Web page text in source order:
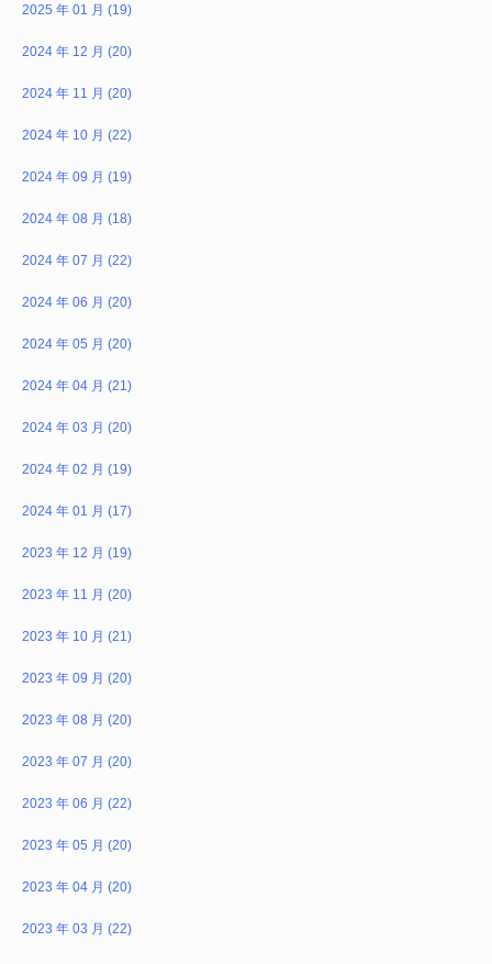
2025 年 01 月 (19)
2024 年 12 月 (20)
2024 年 11 月 (20)
2024 年 10 月 (22)
2024 年 09 月 (19)
2024 年 08 月 (18)
2024 年 07 月 (22)
2024 年 06 月 (20)
2024 年 05 月 (20)
2024 年 04 月 (21)
2024 年 03 月 (20)
2024 年 02 月 (19)
2024 年 01 月 (17)
2023 年 12 月 (19)
2023 年 11 月 (20)
2023 年 10 月 (21)
2023 年 09 月 (20)
2023 年 08 月 (20)
2023 年 07 月 (20)
2023 年 06 月 (22)
2023 年 05 月 (20)
2023 年 04 月 (20)
2023 年 03 月 (22)